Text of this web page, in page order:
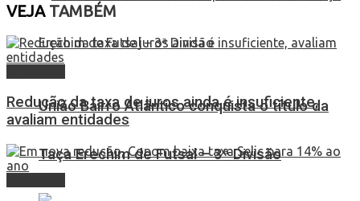
União Bairro Atlântico conquista o título da
Taça Erechim de Futsal – 3ª Divisão
VEJATAMBÉM
Redução da taxa de juros ainda é insuficiente,
avaliam entidades